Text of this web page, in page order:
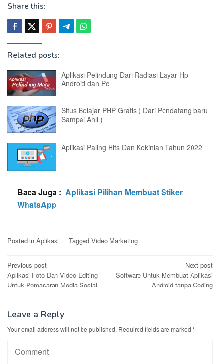
Share this:
Related posts:
Aplikasi Pelindung Dari Radiasi Layar Hp
Android dan Pc
Situs Belajar PHP Gratis ( Dari Pendatang baru
Sampai Ahli )
Aplikasi Paling Hits Dan Kekinian Tahun 2022
Baca Juga : Aplikasi Pilihan Membuat Stiker
WhatsApp
Posted in Aplikasi Tagged Video Marketing
Post
navigation
Previous post
Aplikasi Foto Dan Video Editing
Untuk Pemasaran Media Sosial
Next post
Software Untuk Membuat Aplikasi
Android tanpa Coding
Leave a Reply
Your email address will not be published. Required fields are marked *